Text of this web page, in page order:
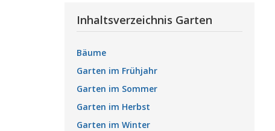
Inhaltsverzeichnis Garten
Bäume
Garten im Frühjahr
Garten im Sommer
Garten im Herbst
Garten im Winter